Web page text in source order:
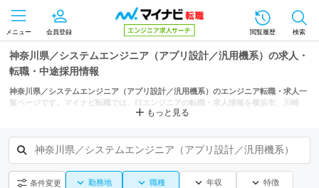
メニュー 会員登録 閲覧履歴 検索
神奈川県／システムエンジニア（アプリ設計／汎用機系）の求人・
転職・中途採用情報
神奈川県／システムエンジニア（アプリ設計／汎用機系）のエンジニア転職・求人一
覧ページです。マイナビ転職では、ITエンジニアの転職・求人情報を横浜市、川崎
市、相模原市などの条件からも探せます。もっと見る
神奈川県／システムエンジニア（アプリ設計／汎用機系）
条件変更 勤務地 職種 年収 特徴